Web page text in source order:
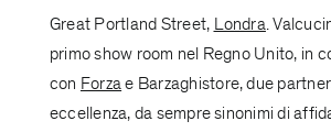
Great Portland Street, Londra.
primo show room nel Regno Unito, in
con Forzae Barzaghistore, due
eccellenza, da sempre sinonimi di